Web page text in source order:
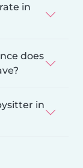
in
does
in